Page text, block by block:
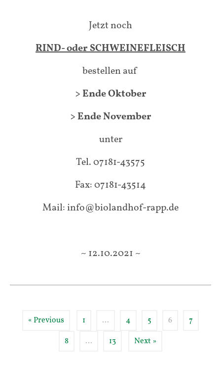
Jetzt noch
RIND- oder SCHWEINEFLEISCH
bestellen auf
> Ende Oktober
> Ende November
unter
Tel. 07181-43575
Fax: 07181-43514
Mail: info@biolandhof-rapp.de
~ 12.10.2021 ~
« Previous 1 … 4 5 6
7
8
… 13 Next »